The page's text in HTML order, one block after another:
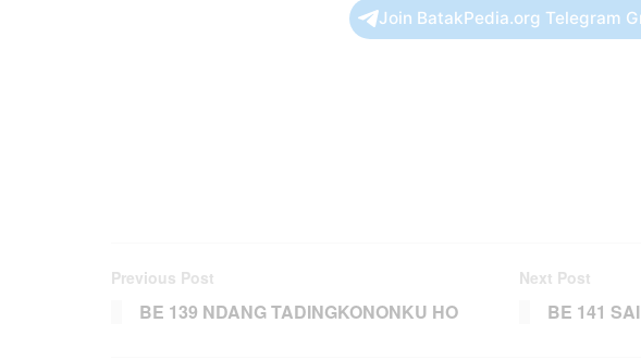
Join BatakPedia.org Telegram
Previous Post
BE 139 NDANG TADINGKONONKU HO
Next Post
BE 141